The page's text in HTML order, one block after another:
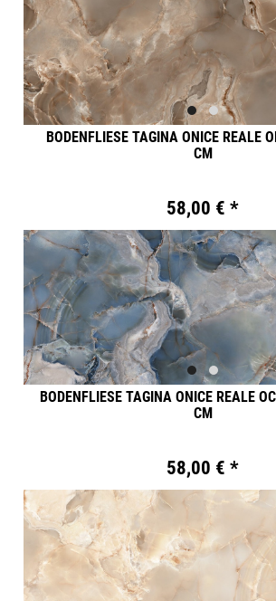
BODENFLIESE TAGINA ONICE REALE
CM
58,00 € *
BODENFLIESE TAGINA ONICE REALE
CM
58,00 € *